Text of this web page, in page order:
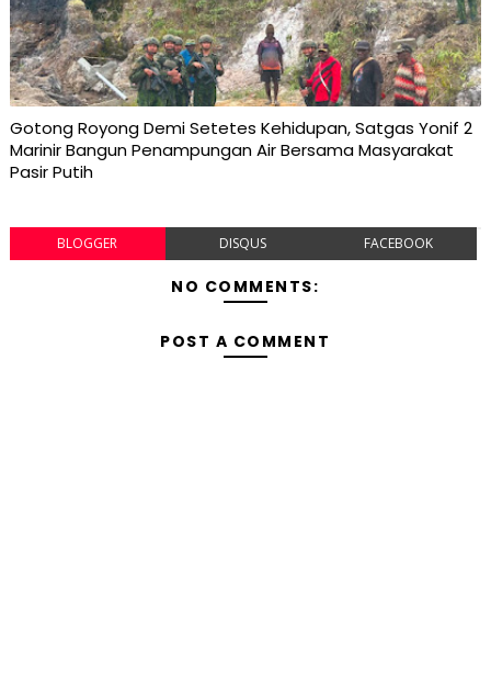
Gotong Royong Demi Setetes Kehidupan, Satgas Yonif 2
Marinir Bangun Penampungan Air Bersama Masyarakat
Pasir Putih
BLOGGER DISQUS FACEBOOK
NO COMMENTS:
POST A COMMENT